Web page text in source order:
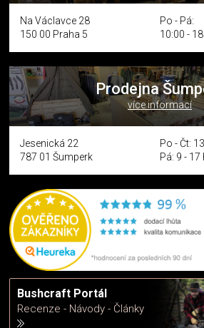
Na Václavce 28
150 00 Praha 5
Po - Pá:
10:00 -
Prodejna
více informací
Jesenická 22
787 01 Šumperk
Po - Čt:
Pá: 9 - 17
Bushcraft Portál
Recenze - Návody - Články